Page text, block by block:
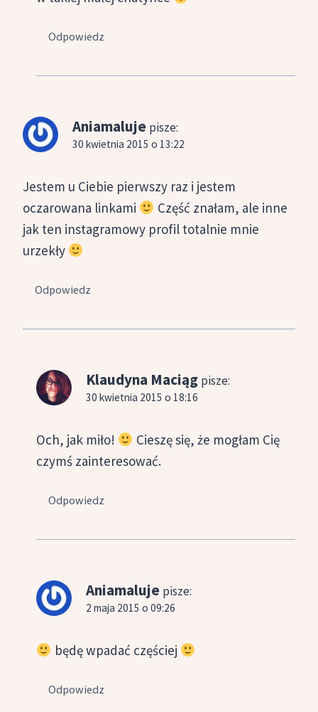
Odpowiedz
Aniamaluje pisze:
30 kwietnia 2015 o 13:22
Jestem u Ciebie pierwszy raz i jestem
oczarowana linkami
Część znałam, ale inne
jak ten instagramowy profil totalnie mnie
urzekły
Odpowiedz
Klaudyna Maciąg pisze:
30 kwietnia 2015 o 18:16
Och, jak miło!
Cieszę się, że mogłam Cię
czymś zainteresować.
Odpowiedz
Aniamaluje pisze:
2 maja 2015 o 09:26
będę wpadać częściej
Odpowiedz